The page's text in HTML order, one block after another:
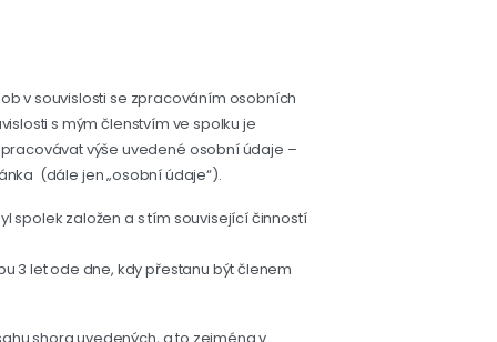
v souvislosti se zpracováním osobních
s mým členstvím ve spolku je
výše uvedené osobní údaje –
(dále jen „osobní údaje“).
spolek založen a s tím související činností
3 let ode dne, kdy přestanu být členem